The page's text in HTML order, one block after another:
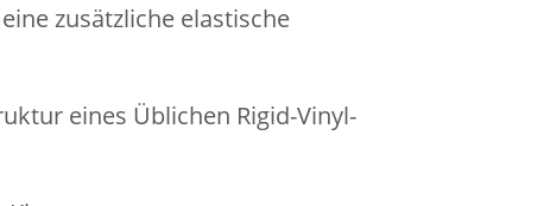
zusätzliche elastische
eines Üblichen Rigid-Vinyl-